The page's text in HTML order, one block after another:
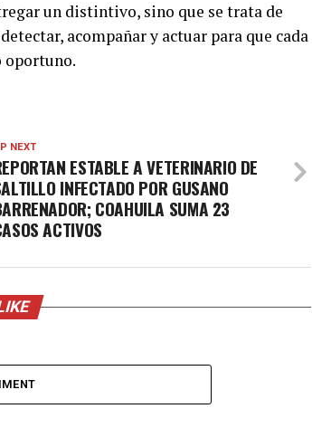
un distintivo, sino que se trata de
acompañar y actuar para que cada
oportuno.
NEXT
ESTABLE A VETERINARIO DE
INFECTADO POR GUSANO
COAHUILA SUMA 23
ACTIVOS